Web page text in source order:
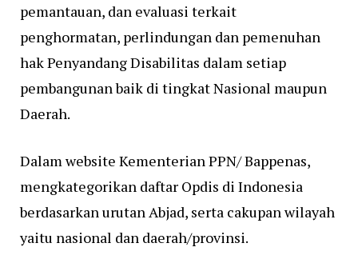
pemantauan, dan evaluasi terkait
penghormatan, perlindungan dan pemenuhan
hak Penyandang Disabilitas dalam setiap
pembangunan baik di tingkat Nasional maupun
Daerah.
Dalam website Kementerian PPN/ Bappenas,
mengkategorikan daftar Opdis di Indonesia
berdasarkan urutan Abjad, serta cakupan wilayah
yaitu nasional dan daerah/provinsi.